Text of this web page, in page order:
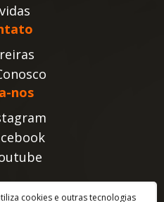
utiliza cookies e outras tecnologias
nos